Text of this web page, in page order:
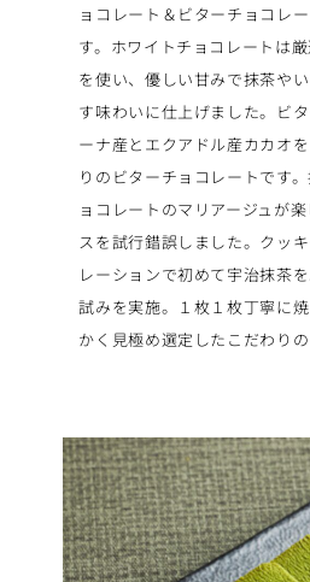
ョコレート＆ビターチョコレ
す。ホワイトチョコレートは
を使い、優しい甘みで抹茶や
す味わいに仕上げました。ビ
ーナ産とエクアドル産カカオ
りのビターチョコレートです
ョコレートのマリアージュが
スを試行錯誤しました。クッ
レーションで初めて宇治抹茶
試みを実施。１枚１枚丁寧に
かく見極め選定したこだわりの